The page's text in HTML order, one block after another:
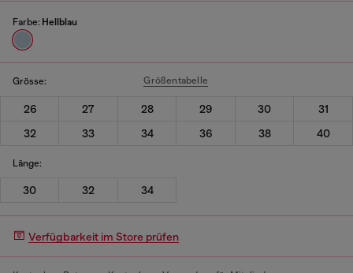
Farbe: Hellblau
Grösse: Größentabelle
26 27 28 29 30
31
32
33 34 36 38 40
Länge:
30 32 34
Verfügbarkeit im Store prüfen